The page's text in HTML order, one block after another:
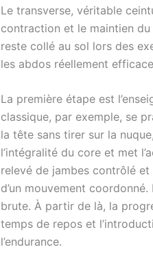
Le transverse, véritable
contraction et le maintien
reste collé au sol lors des
les abdos réellement
La première étape est
classique, par exemple, se
la tête sans tirer sur la
l’intégralité du core et met
relevé de jambes contrôlé
d’un mouvement
brute. À partir de là, la
temps de repos et
l’endurance.